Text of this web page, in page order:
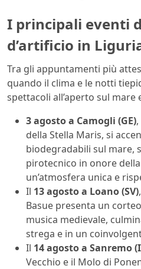
I principali eventi
d’artificio in
Tra gli appuntamenti più
quando il clima e le notti
spettacoli all’aperto sul mare
3 agosto a Camogli (GE)
della Stella Maris, si
biodegradabili sul mare,
pirotecnico in onore
un’atmosfera unica e
Il 13 agosto a Loano (SV)
Basue presenta un
musica medievale,
strega e in un
Il 14 agosto a Sanremo
Vecchio e il Molo di